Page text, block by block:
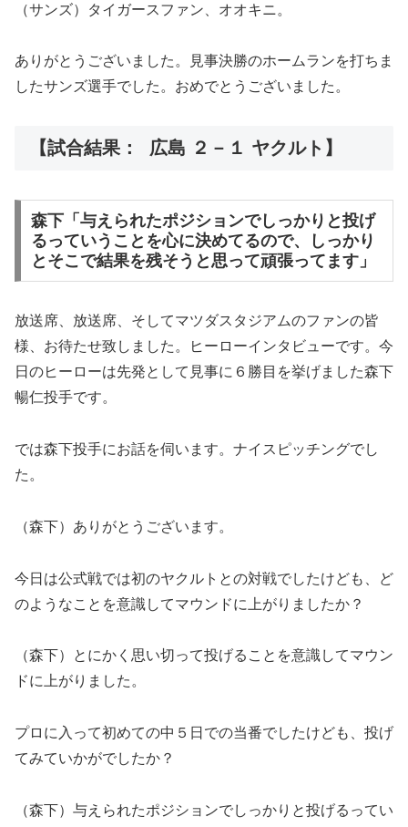
（サンズ）タイガースファン、オオキニ。
ありがとうございました。見事決勝のホームランを打ちま
したサンズ選手でした。おめでとうございました。
【試合結果： 広島 ２－１ ヤクルト】
森下「与えられたポジションでしっかりと投げ
るっていうことを心に決めてるので、しっかり
とそこで結果を残そうと思って頑張ってます」
放送席、放送席、そしてマツダスタジアムのファンの皆
様、お待たせ致しました。ヒーローインタビューです。今
日のヒーローは先発として見事に６勝目を挙げました森下
暢仁投手です。
では森下投手にお話を伺います。ナイスピッチングでし
た。
（森下）ありがとうございます。
今日は公式戦では初のヤクルトとの対戦でしたけども、ど
のようなことを意識してマウンドに上がりましたか？
（森下）とにかく思い切って投げることを意識してマウン
ドに上がりました。
プロに入って初めての中５日での当番でしたけども、投げ
てみていかがでしたか？
（森下）与えられたポジションでしっかりと投げるってい